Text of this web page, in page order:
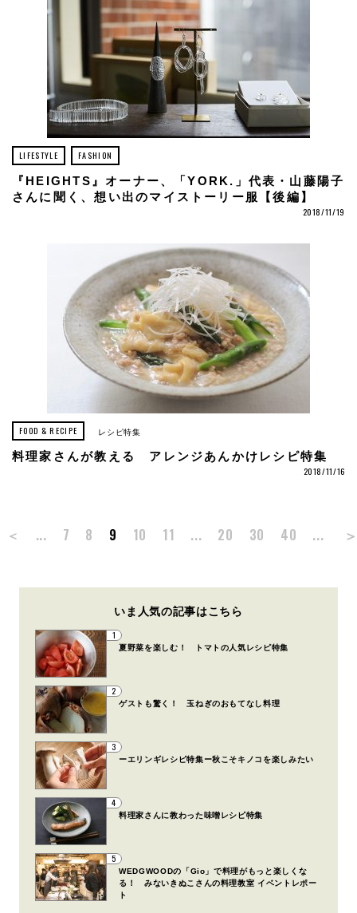
LIFESTYLE FASHION
『HEIGHTS』オーナー、「YORK.」代表・山藤陽子
さんに聞く、想い出のマイストーリー服【後編】
2018/11/19
FOOD & RECIPE レシピ特集
料理家さんが教える アレンジあんかけレシピ特集
2018/11/16
＜ ... 7 8 9 10 11 ... 20 30 40 ...
いま人気の記事はこちら
1
夏野菜を楽しむ！ トマトの人気レシピ特集
2
ゲストも驚く！ 玉ねぎのおもてなし料理
3
ーエリンギレシピ特集ー秋こそキノコを楽しみたい
4
料理家さんに教わった味噌レシピ特集
5
WEDGWOODの「Gio」で料理がもっと楽しくな
る！ みないきぬこさんの料理教室 イベントレポー
ト